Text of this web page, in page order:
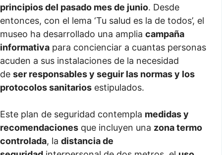
principios del pasado mes de junio. Desde
entonces, con el lema ‘Tu salud es la de todos’, el
museo ha desarrollado una amplia campaña
informativa para concienciar a cuantas personas
acuden a sus instalaciones de la necesidad
de ser responsables y seguir las normas y los
protocolos sanitarios estipulados.
Este plan de seguridad contempla medidas y
recomendaciones que incluyen una zona termo
controlada, la distancia de